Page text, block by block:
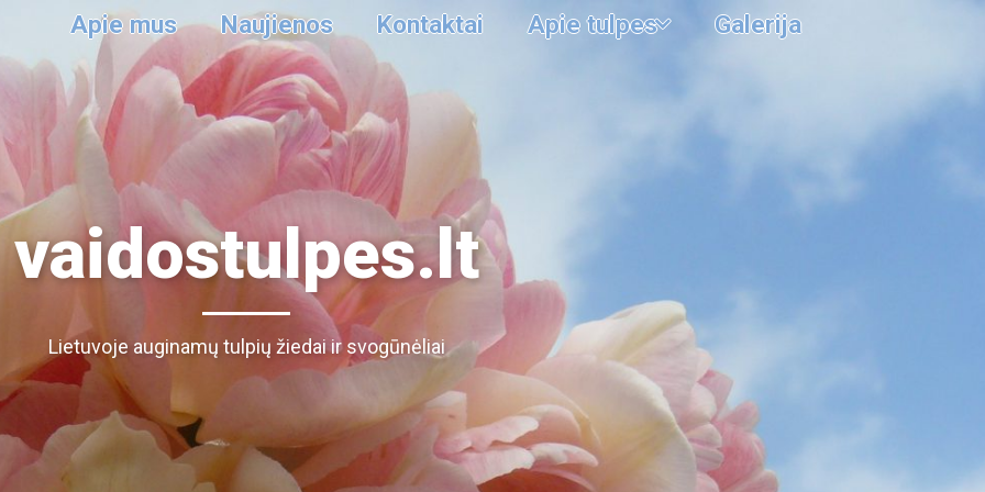
Apie mus Naujienos Kontaktai Apie tulpes Galerija
vaidostulpes.lt
Lietuvoje auginamų tulpių žiedai ir svogūnėliai